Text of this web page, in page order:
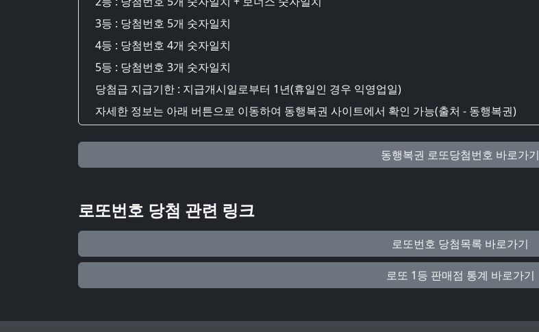
3등 : 당첨번호 5개 숫자일치
4등 : 당첨번호 4개 숫자일치
5등 : 당첨번호 3개 숫자일치
당첨급 지급기한 : 지급개시일로부터 1년(휴일인 경우 익영업일)
자세한 정보는 아래 버튼으로 이동하여 동행복권 사이트에서 확인 가능(출처 - 동행복권)
동행복권 로또당첨번호 바로가기
로또번호 당첨 관련 링크
로또번호 당첨목록 바로가기
로또 1등 판매점 통계 바로가기